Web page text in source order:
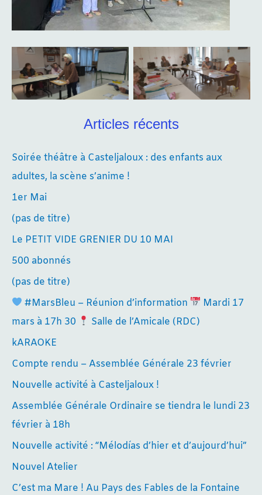
Aucune légende Aucune légende
Articles récents
Soirée théâtre à Casteljaloux : des enfants aux
adultes, la scène s’anime !
1er Mai
(pas de titre)
Le PETIT VIDE GRENIER DU 10 MAI
500 abonnés
(pas de titre)
#MarsBleu – Réunion d’information
Mardi 17
mars à 17h 30
Salle de l’Amicale (RDC)
kARAOKE
Compte rendu – Assemblée Générale 23 février
Nouvelle activité à Casteljaloux !
Assemblée Générale Ordinaire se tiendra le lundi 23
février à 18h
Nouvelle activité : “Mélodías d’hier et d’aujourd’hui”
Nouvel Atelier
C’est ma Mare ! Au Pays des Fables de la Fontaine